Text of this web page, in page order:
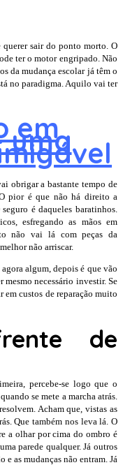
querer sair do ponto morto. O
ter o motor engripado. Não
da mudança escolar já têm o
no paradigma. Aquilo vai ter
em
uma
obrigar a bastante tempo de
pior é que não há direito a
é daqueles baratinhos.
esfregando as mãos em
não vai lá com peças da
não arriscar.
algum, depois é que vão
mesmo necessário investir. Se
custos de reparação muito
de
percebe-se logo que o
se mete a marcha atrás.
Acham que, vistas as
Que também nos leva lá. O
a olhar por cima do ombro é
parede qualquer. Já outros
e as mudanças não entram. Já